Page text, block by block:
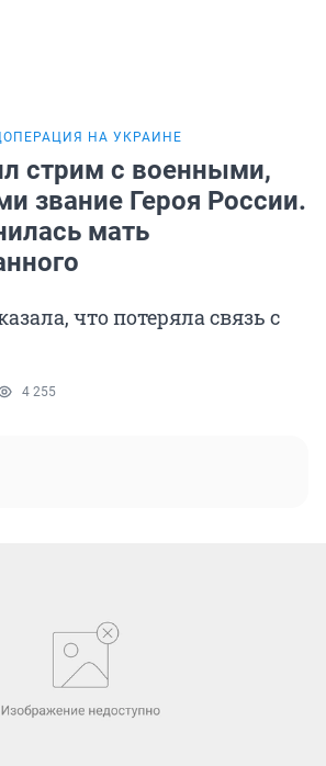
НА УКРАИНЕ
стрим с военными,
звание Героя России.
мать
что потеряла связь с
4 255